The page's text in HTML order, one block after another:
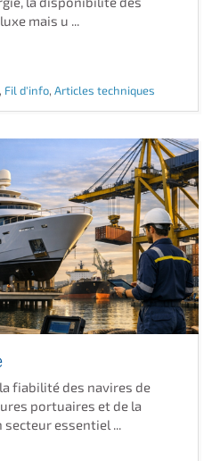
mais u ...
, Fil d'info, Articles techniques
fiabilité des navires de
portuaires et de la
secteur essentiel ...